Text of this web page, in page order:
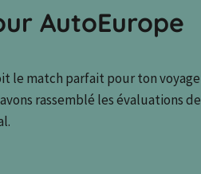
AutoEurope
le match parfait pour ton
rassemblé les évaluations